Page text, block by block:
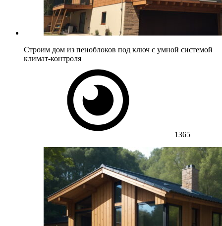
Строим дом из пеноблоков под ключ с умной системой
климат-контроля
1365